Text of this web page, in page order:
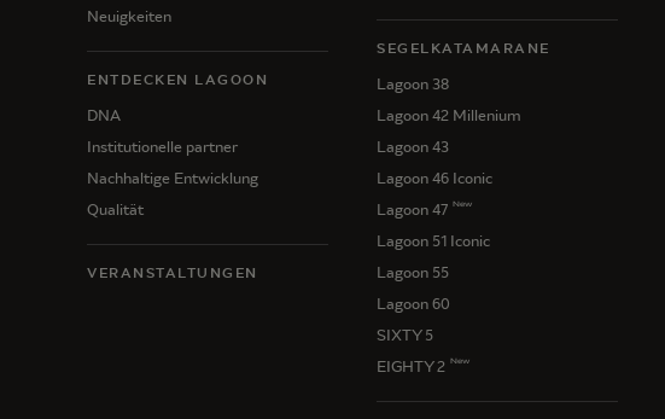
Neuigkeiten
ENTDECKEN LAGOON
DNA
Institutionelle partner
Nachhaltige Entwicklung
Qualität
VERANSTALTUNGEN
SEGELKATAMARANE
Lagoon 38
Lagoon 42 Millenium
Lagoon 43
Lagoon 46 Iconic
Lagoon 47 New
Lagoon 51 Iconic
Lagoon 55
Lagoon 60
SIXTY 5
EIGHTY 2 New